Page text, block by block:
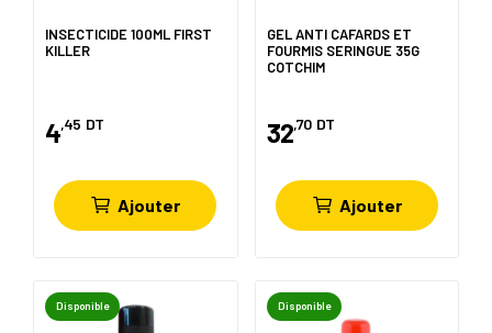
INSECTICIDE 100ML FIRST
KILLER
4,45 DT
Ajouter
GEL ANTI CAFARDS ET
FOURMIS SERINGUE 35G
COTCHIM
32,70 DT
Ajouter
Disponible Disponible